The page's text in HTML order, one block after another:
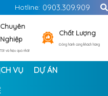
Hotline: 0903.309.909
Chuyên
Nghiệp
Tốt và hiệu quả nhất
Chất Lượng
Đồng hành cùng khách hàng
VỤ DỰ ÁN